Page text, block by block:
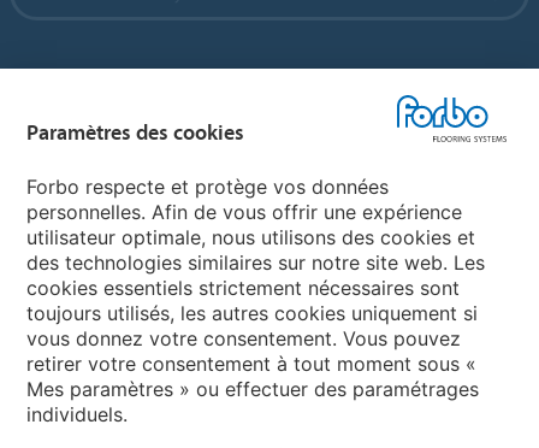
My Forbo
LEXIQUE
PLAN DU SITE
Paramètres des cookies
Forbo respecte et protège vos données
personnelles. Afin de vous offrir une expérience
utilisateur optimale, nous utilisons des cookies et
des technologies similaires sur notre site web. Les
cookies essentiels strictement nécessaires sont
toujours utilisés, les autres cookies uniquement si
vous donnez votre consentement. Vous pouvez
retirer votre consentement à tout moment sous «
Mes paramètres » ou effectuer des paramétrages
individuels.